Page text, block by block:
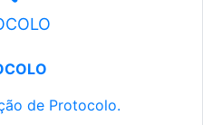
de Protocolo.